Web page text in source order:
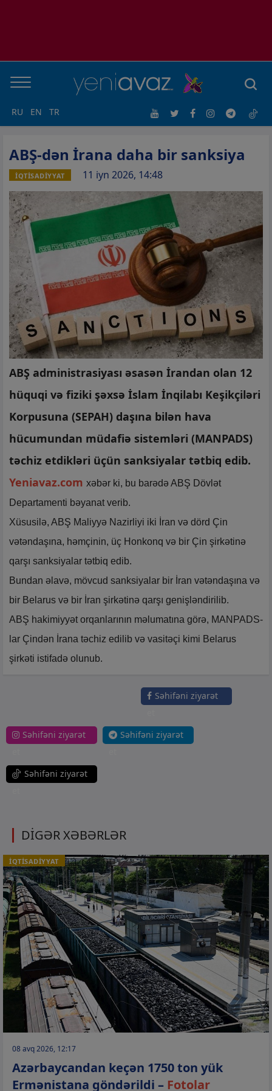
RU EN TR
ABŞ-dən İrana daha bir sanksiya
İQTİSADİYYAT 11 iyn 2026, 14:48
ABŞ administrasiyası əsasən İrandan olan 12
hüquqi və fiziki şəxsə İslam İnqilabı Keşikçiləri
Korpusuna (SEPAH) daşına bilən hava
hücumundan müdafiə sistemləri (MANPADS)
təchiz etdikləri üçün sanksiyalar tətbiq edib.
Yeniavaz.com xəbər ki, bu barədə ABŞ Dövlət
Departamenti bəyanat verib.
Xüsusilə, ABŞ Maliyyə Nazirliyi iki İran və dörd Çin
vətəndaşına, həmçinin, üç Honkonq və bir Çin şirkətinə
qarşı sanksiyalar tətbiq edib.
Bundan əlavə, mövcud sanksiyalar bir İran vətəndaşına və
bir Belarus və bir İran şirkətinə qarşı genişləndirilib.
ABŞ hakimiyyət orqanlarının məlumatına görə, MANPADS-
lar Çindən İrana təchiz edilib və vasitəçi kimi Belarus
şirkəti istifadə olunub.
Səhifəni ziyarət
Səhifəni ziyarət
Səhifəni ziyarət
Səhifəni ziyarət
DİGƏR XƏBƏRLƏR
İQTİSADİYYAT
08 avq 2026, 12:17
Azərbaycandan keçən 1750 ton yük
Ermənistana göndərildi – Fotolar